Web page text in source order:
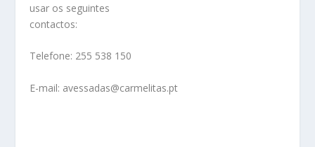
usar os seguintes
contactos:
Telefone: 255 538 150
E-mail: avessadas@carmelitas.pt